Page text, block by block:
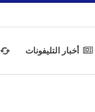
أخبار التليفونات